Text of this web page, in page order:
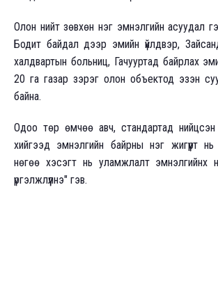
Олон нийт зөвхөн нэг эмнэлгийн асуудал
Бодит байдал дээр эмийн үйлдвэр,
халдвартын больниц, Гачууртад байрлах
20 га газар зэрэг олон объектод эзэн
байна.
Одоо төр өмчөө авч, стандартад нийцсэн
хийгээд эмнэлгийн байрны нэг жигүүрт нь
нөгөө хэсэгт нь уламжлалт эмнэлгийнх
үргэлжлүүлнэ" гэв.